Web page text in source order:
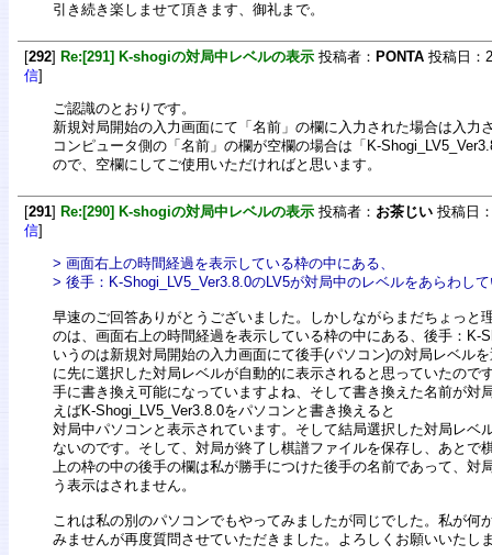
引き続き楽しませて頂きます、御礼まで。
[292] Re:[291] K-shogiの対局中レベルの表示 投稿者： PONTA 投稿日：
信]
ご認識のとおりです。
新規対局開始の入力画面にて「名前」の欄に入力された場合は入力
コンピュータ側の「名前」の欄が空欄の場合は「K-
ので、空欄にしてご使用いただければと思います。
[291] Re:[290] K-shogiの対局中レベルの表示 投稿者： お茶じい 投稿日
信]
> 画面右上の時間経過を表示している枠の中にある、
> 後手：K-Shogi_LV5_Ver3.8.0のLV5が対局中のレベルをあらわし
早速のご回答ありがとうございました。しかしながらまだちょっと
のは、画面右上の時間経過を表示している枠の中にある、後手：K-
いうのは新規対局開始の入力画面にて後手(パソコン)の対局レベル
に先に選択した対局レベルが自動的に表示されると思っていたので
手に書き換え可能になっていますよね、そして書き換えた名前が対
えばK-Shogi_LV5_Ver3.8.0をパソコンと書き換えると
対局中パソコンと表示されています。そして結局選択した対局レベ
ないのです。そして、対局が終了し棋譜ファイルを保存し、あとで
上の枠の中の後手の欄は私が勝手につけた後手の名前であって、対
う表示はされません。
これは私の別のパソコンでもやってみましたが同じでした。私が何
みませんが再度質問させていただきました。よろしくお願いいたし